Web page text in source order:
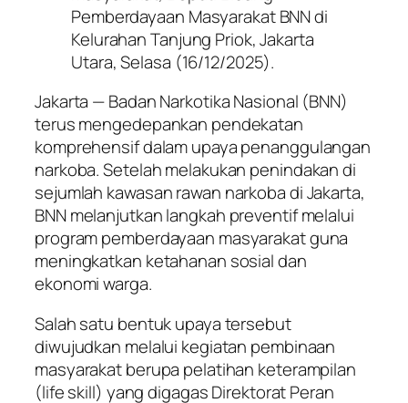
Pemberdayaan Masyarakat BNN di
Kelurahan Tanjung Priok, Jakarta
Utara, Selasa (16/12/2025).
Jakarta — Badan Narkotika Nasional (BNN)
terus mengedepankan pendekatan
komprehensif dalam upaya penanggulangan
narkoba. Setelah melakukan penindakan di
sejumlah kawasan rawan narkoba di Jakarta,
BNN melanjutkan langkah preventif melalui
program pemberdayaan masyarakat guna
meningkatkan ketahanan sosial dan
ekonomi warga.
Salah satu bentuk upaya tersebut
diwujudkan melalui kegiatan pembinaan
masyarakat berupa pelatihan keterampilan
(life skill) yang digagas Direktorat Peran